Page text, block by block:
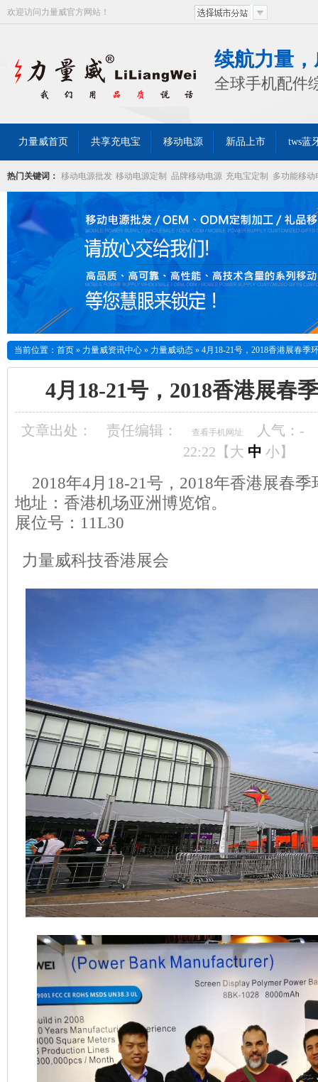
欢迎访问力量威官方网站！
续航力量
全球手机配件
力量威首页 共享充电宝 移动电源 新品上市 tws蓝
热门关键词： 移动电源批发 移动电源定制 品牌移动电源 充电宝定制 多功能移动
当前位置： 首页 » 力量威资讯中心 » 力量威动态 » 4月18-21号，2018香港展春季
4月18-21号，2018香港展春
文章出处： 责任编辑： 查看手机网址 人气： -
22:22【 大 中 小】
2018年4月18-21号，2018年香港展春季
地址：香港机场亚洲博览馆。
展位号：11L30
力量威科技香港展会